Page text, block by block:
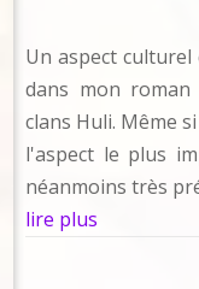
Un aspect
dans mon
clans Huli. Même
l'aspect le plus
néanmoins très
lire plus